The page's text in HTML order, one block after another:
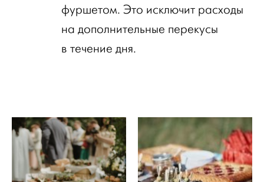
фуршетом. Это исключит расходы
на дополнительные перекусы
в течение дня.